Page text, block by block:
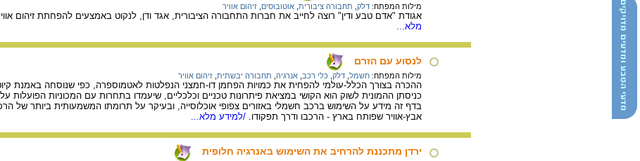
מילות המפתח: דלק תחבורה ציבורית אוטובוסים זיהום אוויר
אגודת "אדם טבע ודין" רוצה לחייב את חברות התחבורה הציבורית, אגד ודן, לנקוט באמצעים להפחתת זיהום
מלא...
לנסוע עם הזרם
מילות המפתח: חשמל דלק כלי רכב אנרגיה תחבורה יבשתית זיהום אוויר
כניסתן ההמונית לשוק הוא הקושי במציאת פיתרונות טכניים וכלכליים, שיעמדו בתחרות עם המכוניות הפועלות
בדף זה מידע על השימוש ברכב חשמלי באזורים צפופי אוכלוסייה, ובעיקר על תרומתו המשמעותית ביותר של
אבץ-אוויר שפותח בארץ - הרכבו ודרך תפקודו. /למידע מלא...
ירדן מתכננת להרחיב את השימוש באנרגיה חלופית